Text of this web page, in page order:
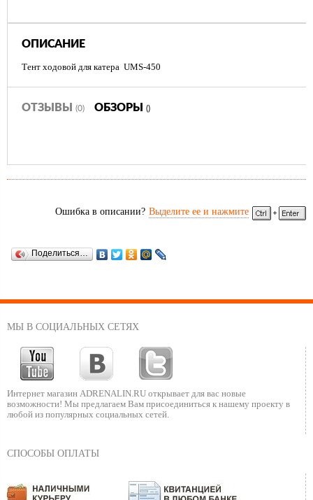
ОПИСАНИЕ
Тент ходовой для катера UMS-450
ОТЗЫВЫ (0) ОБЗОРЫ ()
Ошибка в описании? Выделите ее и нажмите
Поделиться…
МЫ В СОЦИАЛЬНЫХ СЕТЯХ
Интернет магазин ADRENALIN.RU открывает для вас новые
возможности! Мы предлагаем Вам присоединиться к нашему проекту в
любой из популярных социальных сетей.
СПОСОБЫ ОПЛАТЫ